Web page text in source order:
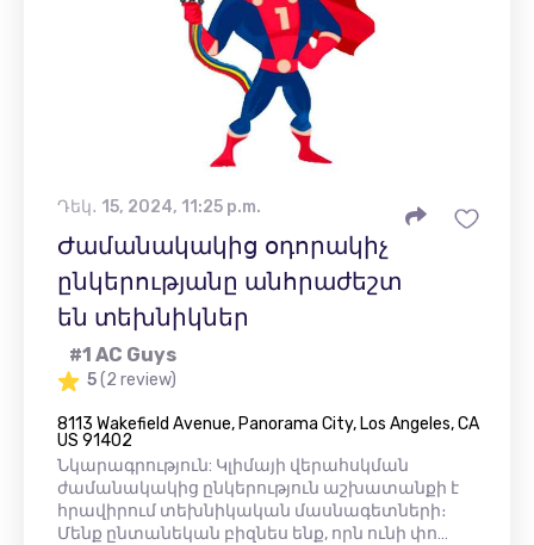
Դեկ․ 15, 2024, 11:25 p.m.
Ժամանակակից օդորակիչ
ընկերությանը անհրաժեշտ
են տեխնիկներ
#1 AC Guys
5(2 review)
8113 Wakefield Avenue, Panorama City, Los Angeles, CA
US 91402
Նկարագրություն: Կլիմայի վերահսկման
ժամանակակից ընկերություն աշխատանքի է
հրավիրում տեխնիկական մասնագետների։
Մենք ընտանեկան բիզնես ենք, որն ունի փո…